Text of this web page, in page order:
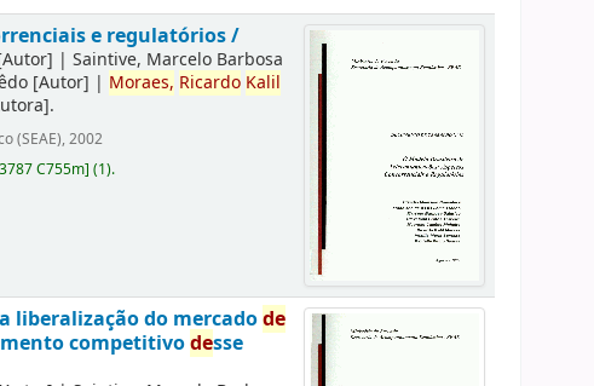
e regulatórios /
|Saintive, Marcelo Barbosa
[Autor] | Moraes, Ricardo Kalil
.
(SEAE), 2002
C755m](1).
liberalização do mercadode
competitivodesse